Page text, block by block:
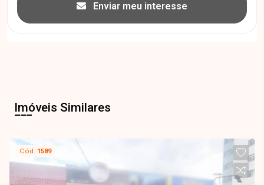
Enviar meu interesse
Imóveis Similares
Cód. 1589